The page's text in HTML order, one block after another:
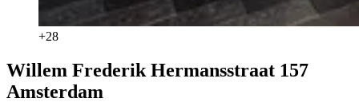
+28
Willem Frederik Hermansstraat 157
Amsterdam